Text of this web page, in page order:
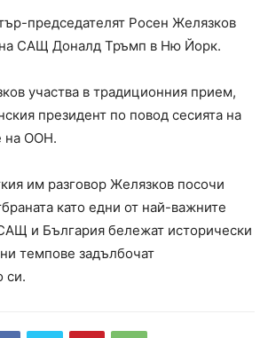
председателят Росен Желязков
на САЩ Доналд Тръмп в Ню Йорк.
участва в традиционния прием,
президент по повод сесията на
на ООН.
им разговор Желязков посочи
като едни от най-важните
и България бележат исторически
темпове задълбочат
си.